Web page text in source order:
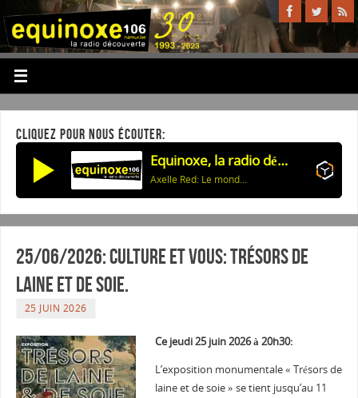
CLIQUEZ POUR NOUS ÉCOUTER:
Equinoxe, la radio découverte
Axelle Red: Le monde tourne mal
25/06/2026: Culture et vous: Trésors de
laine et de soie.
25 JUIN 2026
Ce jeudi 25 juin 2026 à 20h30:
L’exposition monumentale « Trésors de
laine et de soie » se tient jusqu’au 11